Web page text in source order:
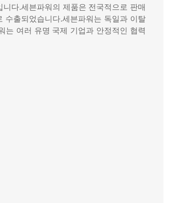
다.세븐파워의 제품은 전국적으로 판매
수출되었습니다.세븐파워는 독일과 이탈
는 여러 유명 국제 기업과 안정적인 협력